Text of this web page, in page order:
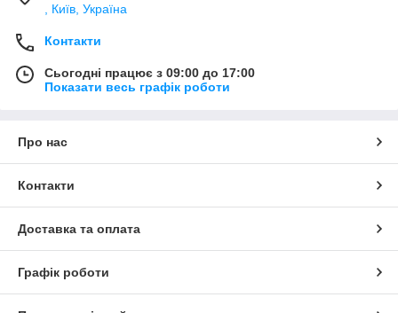
, Київ, Україна
Контакти
Сьогодні працює з 09:00 до 17:00
Показати весь графік роботи
Про нас
Контакти
Доставка та оплата
Графік роботи